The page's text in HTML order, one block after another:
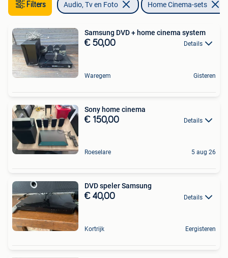
Filters Audio, Tv en Foto Home Cinema-sets
Samsung DVD + home cinema system
€ 50,00 Details
Waregem Gisteren
Sony home cinema
€ 150,00 Details
Roeselare 5 aug 26
DVD speler Samsung
€ 40,00 Details
Kortrijk Eergisteren